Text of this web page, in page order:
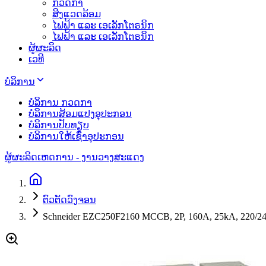
ກວດກາ
ສິງແວດລ້ອມ
ໄຟຟ້າ ແລະ ເອເລັກໂຕຣນິກ
ໄຟຟ້າ ແລະ ເອເລັກໂຕຣນິກ
ຜູ້ຜະລິດ
ເວທີ
ບໍລິການ
ບໍລິການ ກວດກາ
ບໍລິການສ້ອມແປງອຸປະກອນ
ບໍລິການປັບທຽບ
ບໍລິການໃຫ້ເຊົ່າອຸປະກອນ
ຜູ້ຜະລິດເຫດການ - ງານວາງສະແດງ
ຕົວຕັດວົງຈອນ
Schneider EZC250F2160 MCCB, 2P, 160A, 25kA, 220/